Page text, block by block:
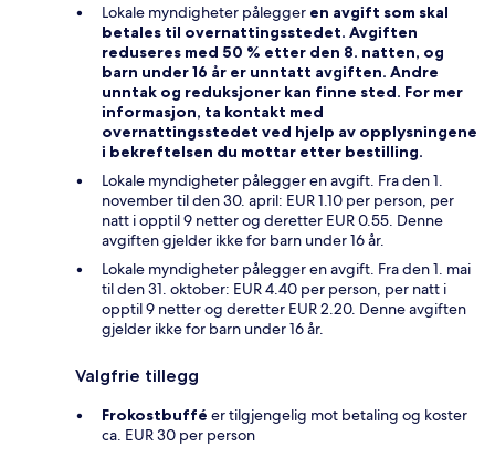
Lokale myndigheter pålegger en avgift som skal
betales til overnattingsstedet. Avgiften
reduseres med 50 % etter den 8. natten, og
barn under 16 år er unntatt avgiften. Andre
unntak og reduksjoner kan finne sted. For mer
informasjon, ta kontakt med
overnattingsstedet ved hjelp av opplysningene
i bekreftelsen du mottar etter bestilling.
Lokale myndigheter pålegger en avgift. Fra den 1.
november til den 30. april: EUR 1.10 per person, per
natt i opptil 9 netter og deretter EUR 0.55. Denne
avgiften gjelder ikke for barn under 16 år.
Lokale myndigheter pålegger en avgift. Fra den 1. mai
til den 31. oktober: EUR 4.40 per person, per natt i
opptil 9 netter og deretter EUR 2.20. Denne avgiften
gjelder ikke for barn under 16 år.
Valgfrie tillegg
Frokostbuffé er tilgjengelig mot betaling og koster
ca. EUR 30 per person